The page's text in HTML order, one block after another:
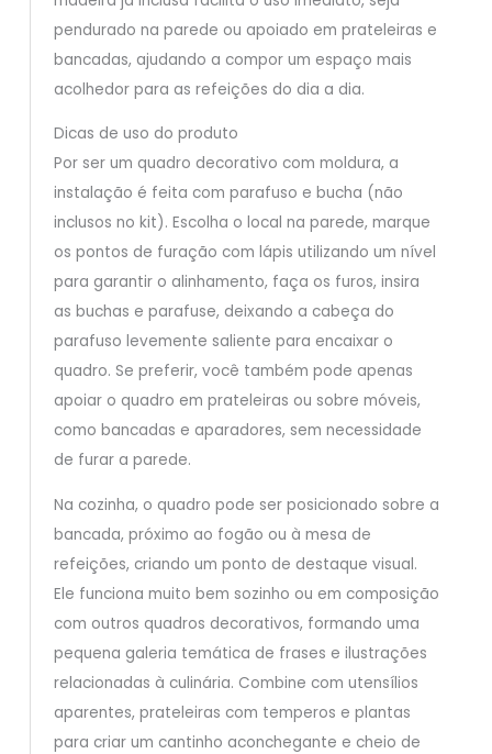
pendurado na parede ou apoiado em prateleiras e
bancadas, ajudando a compor um espaço mais
acolhedor para as refeições do dia a dia.
Dicas de uso do produto
Por ser um quadro decorativo com moldura, a
instalação é feita com parafuso e bucha (não
inclusos no kit). Escolha o local na parede, marque
os pontos de furação com lápis utilizando um nível
para garantir o alinhamento, faça os furos, insira
as buchas e parafuse, deixando a cabeça do
parafuso levemente saliente para encaixar o
quadro. Se preferir, você também pode apenas
apoiar o quadro em prateleiras ou sobre móveis,
como bancadas e aparadores, sem necessidade
de furar a parede.
Na cozinha, o quadro pode ser posicionado sobre a
bancada, próximo ao fogão ou à mesa de
refeições, criando um ponto de destaque visual.
Ele funciona muito bem sozinho ou em composição
com outros quadros decorativos, formando uma
pequena galeria temática de frases e ilustrações
relacionadas à culinária. Combine com utensílios
aparentes, prateleiras com temperos e plantas
para criar um cantinho aconchegante e cheio de